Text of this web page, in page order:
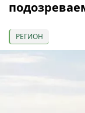
РЕГИОН